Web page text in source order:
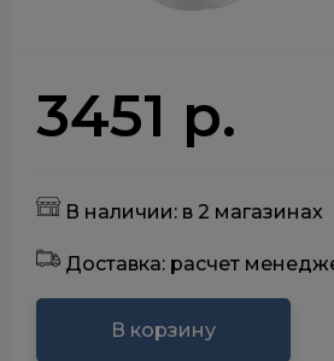
3451 р.
В наличии: в 2 магазинах
Доставка: расчет
В корзину